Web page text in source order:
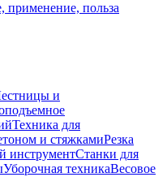
применение, польза
и
Техника для
и стяжкамиРезка
инструментСтанки для
Уборочная техникаВесовое